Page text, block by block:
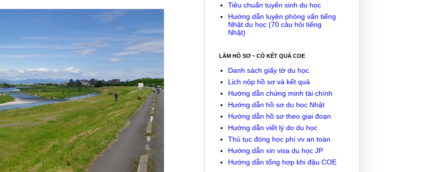
Tiêu chuẩn tuyển sinh du học
Hướng dẫn luyện phỏng vấn tiếng
Nhật du học (70 câu hỏi tiếng
Nhật)
LÀM HỒ SƠ ~ CÓ KẾT QUẢ COE
Danh sách giấy tờ du học
Lịch nộp hồ sơ và kết quả
Hướng dẫn chứng minh tài chính
Hướng dẫn hồ sơ du học Nhật
Hướng dẫn hồ sơ theo giai đoạn
Hướng dẫn viết lý do du học
Thủ tục đóng học phí vv an toàn
Hướng dẫn xin visa du học JP
Hướng dẫn tổng hợp khi đậu COE